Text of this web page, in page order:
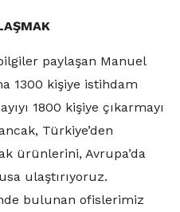
paylaşan Manuel
1300 kişiye istihdam
1800 kişiye çıkarmayı
Türkiye’den
ürünlerini, Avrupa’da
ulaştırıyoruz.
bulunan ofislerimiz